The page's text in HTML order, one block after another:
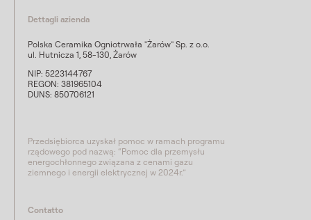
Dettagli azienda
Polska Ceramika Ogniotrwała "Żarów" Sp. z o.o.
ul. Hutnicza 1, 58-130, Żarów
NIP: 5223144767
REGON: 381965104
DUNS: 850706121
Przedsiębiorca uzyskał pomoc w ramach programu
rządowego pod nazwą: “Pomoc dla przemysłu
energochłonnego związana z cenami gazu
ziemnego i energii elektrycznej w 2024r.”
Contatto